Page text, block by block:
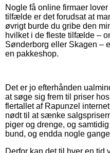
Nogle få online firmaer
tilfælde er det forudsat at
øvrigt burde du gribe den
hvilket i de fleste tilfælde –
Sønderborg eller Skagen –
en pakkeshop.
Det er jo efterhånden
at søge sig frem til priser
flertallet af Rapunzel
nødt til at sænke
piger og drenge, og
bund, og endda nogle
Derfor kan det til hver en